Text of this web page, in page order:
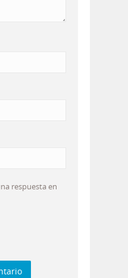
respuesta en